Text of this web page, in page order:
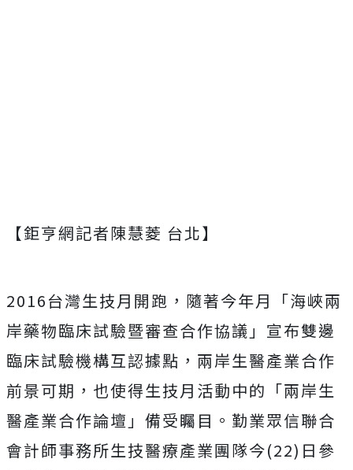
【鉅亨網記者陳慧菱 台北】
2016台灣生技月開跑，隨著今年月「海峽兩
岸藥物臨床試驗暨審查合作協議」宣布雙邊
臨床試驗機構互認據點，兩岸生醫產業合作
前景可期，也使得生技月活動中的「兩岸生
醫產業合作論壇」備受矚目。勤業眾信聯合
會計師事務所生技醫療產業團隊今(22)日參